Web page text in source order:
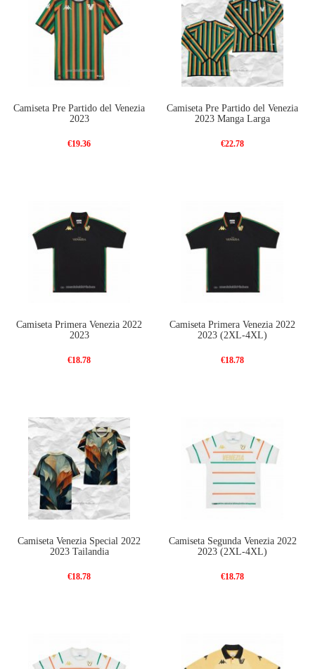
Camiseta Pre Partido del Venezia
2023
€19.36
Camiseta Pre Partido del Venezia
2023 Manga Larga
€22.78
Camiseta Primera Venezia 2022
2023
€18.78
Camiseta Primera Venezia 2022
2023 (2XL-4XL)
€18.78
Camiseta Venezia Special 2022
2023 Tailandia
€18.78
Camiseta Segunda Venezia 2022
2023 (2XL-4XL)
€18.78